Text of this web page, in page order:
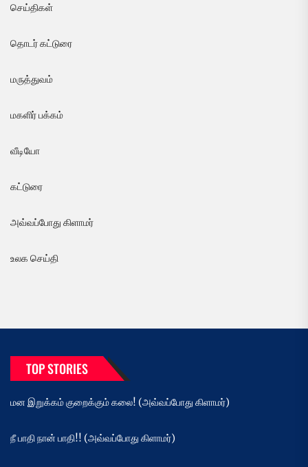
செய்திகள்
தொடர் கட்டுரை
மருத்துவம்
மகளிர் பக்கம்
வீடியோ
கட்டுரை
அவ்வப்போது கிளாமர்
உலக செய்தி
TOP STORIES
மன இறுக்கம் குறைக்கும் கலை! (அவ்வப்போது கிளாமர்)
நீ பாதி நான் பாதி!! (அவ்வப்போது கிளாமர்)